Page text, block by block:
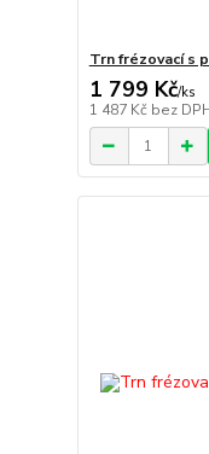
Trn frézovací s
1 799 Kč/ks
1 487 Kč bez